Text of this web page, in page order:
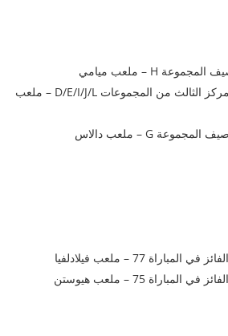
متصدر المجموعة K ضد المركز الثالث من المجموعات D/E/I/J/L – ملعب